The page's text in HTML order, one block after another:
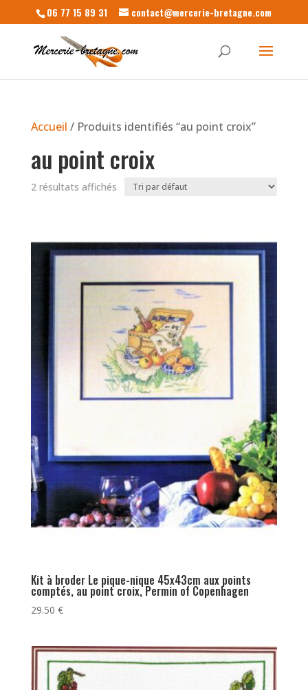
06 77 15 89 31 contact@mercerie-bretagne.com
Accueil / Produits identifiés “au point croix”
au point croix
2 résultats affichés
Kit à broder Le pique-nique 45x43cm aux points
comptés, au point croix, Permin of Copenhagen
29.50 €